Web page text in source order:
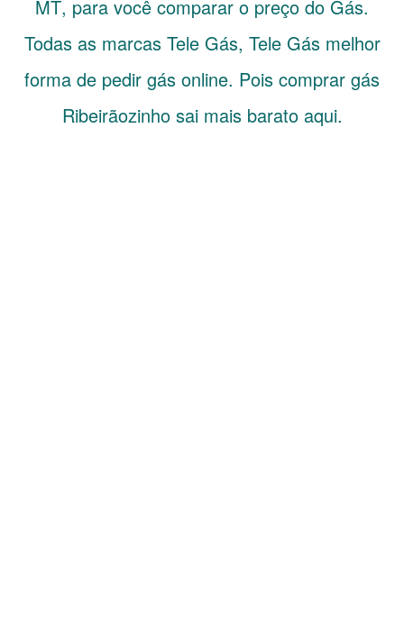
MT, para você comparar o preço do Gás.
Todas as marcas Tele Gás, Tele Gás melhor
forma de pedir gás online. Pois comprar gás
Ribeirãozinho sai mais barato aqui.